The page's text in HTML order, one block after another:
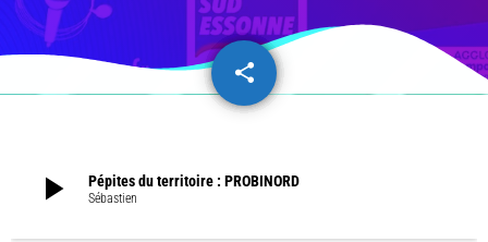
share
email
play_arrow Pépites du territoire : PROBINORD
Sébastien